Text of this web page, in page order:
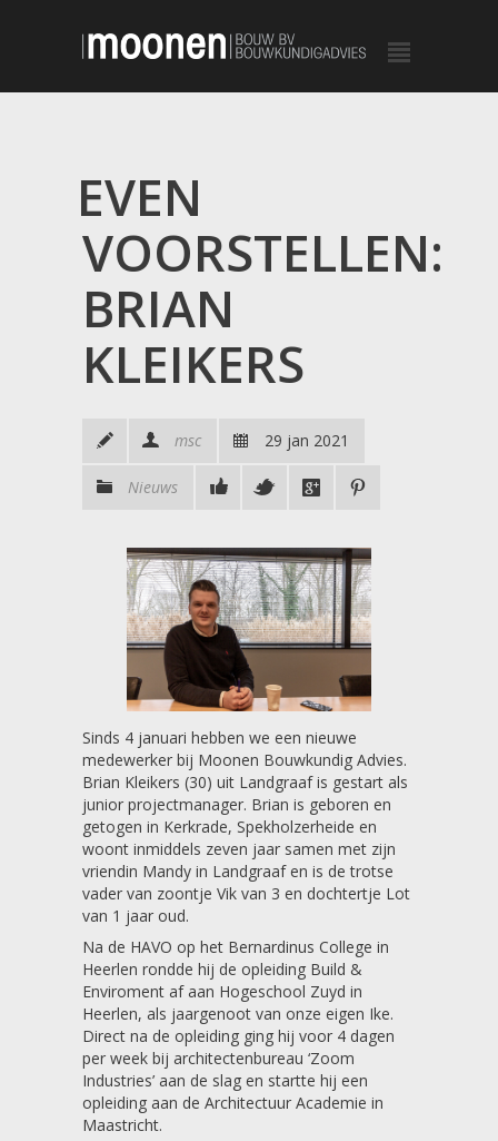
EVEN
VOORSTELLEN:
BRIAN
KLEIKERS
msc 29 jan 2021
Nieuws
Sinds 4 januari hebben we een nieuwe
medewerker bij Moonen Bouwkundig Advies.
Brian Kleikers (30) uit Landgraaf is gestart als
junior projectmanager. Brian is geboren en
getogen in Kerkrade, Spekholzerheide en
woont inmiddels zeven jaar samen met zijn
vriendin Mandy in Landgraaf en is de trotse
vader van zoontje Vik van 3 en dochtertje Lot
van 1 jaar oud.
Na de HAVO op het Bernardinus College in
Heerlen rondde hij de opleiding Build &
Enviroment af aan Hogeschool Zuyd in
Heerlen, als jaargenoot van onze eigen Ike.
Direct na de opleiding ging hij voor 4 dagen
per week bij architectenbureau ‘Zoom
Industries’ aan de slag en startte hij een
opleiding aan de Architectuur Academie in
Maastricht.